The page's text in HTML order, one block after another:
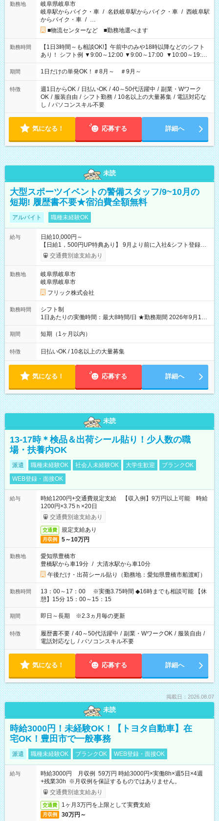
勤務地
岐阜県岐阜市
岐阜駅からバイク・車 / 名鉄岐阜駅からバイク・車 / 西岐阜駅
からバイク・車 / …
■物流センターなど ■勤務地選べます
勤務時間
【1日3時間～も相談OK!】午前中のみや18時以降などのシフト
あり！ シフト例 ▼9:00～12:00 ▼9:00～17:00 ▼10:00～19:00
▼18:00～21:00
期間 1日だけの単発OK！＃8月～ ＃9月～
特徴 週1日からOK / 日払いOK / 40～50代活躍中 / 副業・Wワーク
OK / 服装自由 / シフト勤務 / 10名以上の大量募集 / 電話対応な
し / パソコンスキル不要
気になる！ 応募する 詳細へ
未読
大型スポーツイベントの警備スタッフ/9~10月の
短期! 履歴書不要★宿泊費全額無料
アルバイト 職種未経験OK
給与
日給10,000円～
【日給1，500円UP特典あり】 9月より前に入社&シフト登録す
ると 期間中(9/16~10/23) の日給がUP! 日給1万1500円でしっか
り稼げます♪ 【試用期間】試用期間なし
交通費別途支給あり
勤務地
岐阜県岐阜市
岐阜県岐阜市
フリック株式会社
勤務時間
シフト制
1日あたりの実働時間：最大8時間/日 ★勤務期間 2026年9月16
日~2026年10月23日 短期勤務OK! 期間中フル勤務できる方優遇
※週3~5日勤務(勤務日数応相談) ※期間前から勤務スタートも可
り ※夜勤シフトあり
期間 短期（1ヶ月以内）
特徴 日払いOK / 10名以上の大量募集
気になる！ 応募する 詳細へ
未読
13-17時＊検品＆出荷シール貼り！少人数の職
場・扶養内OK
派遣 職種未経験OK 社会人未経験OK 大学生歓迎
ブランクOK
WEB登録・面接OK
給与
時給1200円+交通費規定支給 【収入例】9万円以上可能 時給
1200円×3.75ｈ×20日
交通費別途支給あり
交通費 規定支給あり
月収例 5～10万円
勤務地
愛知県豊橋市
豊橋駅から車19分 / 大清水駅から車10分
午後だけ・出荷シール貼り（勤務地：愛知県豊橋市船渡町）
勤務時間
13：00～17：00 ※実働3.75時間 ◆16時までも相談可能 【休
憩】15分 15：00～15：15
期間 即日～長期 ※2.3ヵ月毎の更新
特徴 履歴書不要 / 40～50代活躍中 / 副業・WワークOK / 服装自由 /
電話対応なし / パソコンスキル不要
気になる！ 応募する 詳細へ
掲載日：2026.08.07
未読
時給3000円！未経験OK！【トヨタ自動車】在
宅OK！豊田市で一般事務
派遣 職種未経験OK ブランクOK WEB登録・面接OK
給与
時給3000円 月収例 59万円 時給3000円×実働8h×週5日×4週
+残業30h ※月収例を保証するものではありません。
交通費別途支給あり
交通費 1ヶ月3万円を上限として実費支給
月収例 30万円～